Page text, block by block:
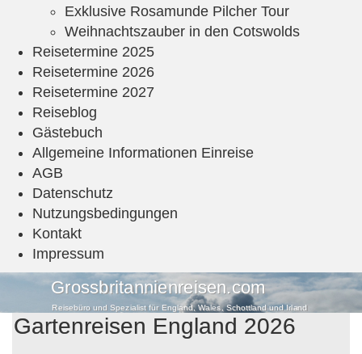
Exklusive Rosamunde Pilcher Tour
Weihnachtszauber in den Cotswolds
Reisetermine 2025
Reisetermine 2026
Reisetermine 2027
Reiseblog
Gästebuch
Allgemeine Informationen Einreise
AGB
Datenschutz
Nutzungsbedingungen
Kontakt
Impressum
Grossbritannienreisen.com
Reisebüro und Spezialist für England, Wales, Schottland und Irland
Gartenreisen England 2026